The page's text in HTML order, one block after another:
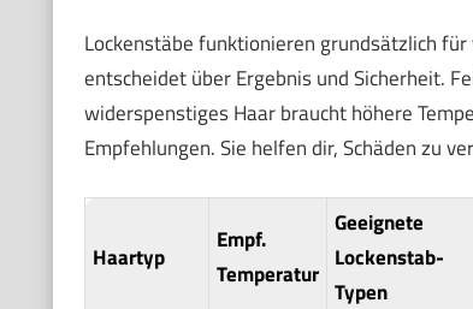
Lockenstäbe funktionieren grundsätzlich
entscheidet über Ergebnis und Sicherheit.
widerspenstiges Haar braucht höhere
Empfehlungen. Sie helfen dir, Schäden zu
Haartyp
Empf.
Temperatur
Geeignete
Lockenstab-
Typen